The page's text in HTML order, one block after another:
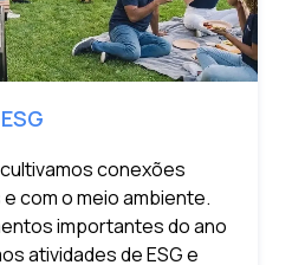
conexões
com o meio ambiente.
importantes do ano
atividades de ESG e